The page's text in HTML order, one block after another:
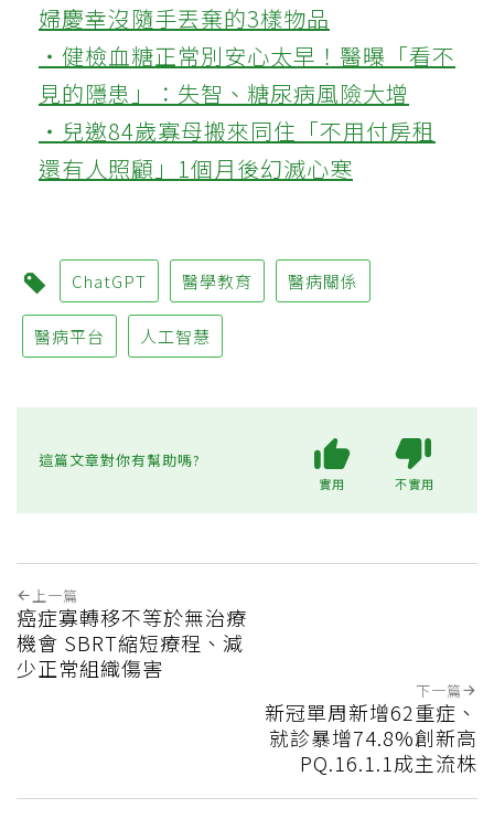
婦慶幸沒隨手丟棄的3樣物品
‧健檢血糖正常別安心太早！醫曝「看不
見的隱患」：失智、糖尿病風險大增
‧兒邀84歲寡母搬來同住「不用付房租
還有人照顧」1個月後幻滅心寒
ChatGPT 醫學教育 醫病關係
醫病平台 人工智慧
這篇文章對你有幫助嗎?
實用 不實用
上一篇
癌症寡轉移不等於無治療
機會 SBRT縮短療程、減
少正常組織傷害
下一篇
新冠單周新增62重症、
就診暴增74.8%創新高
PQ.16.1.1成主流株